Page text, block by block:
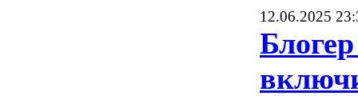
12.06.2025